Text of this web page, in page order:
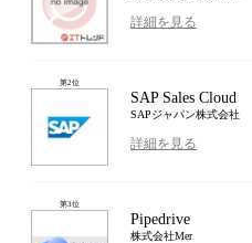
詳細を見る
第2位
SAP Sales Cloud
SAPジャパン株式会社
詳細を見る
第3位
Pipedrive
株式会社Mer